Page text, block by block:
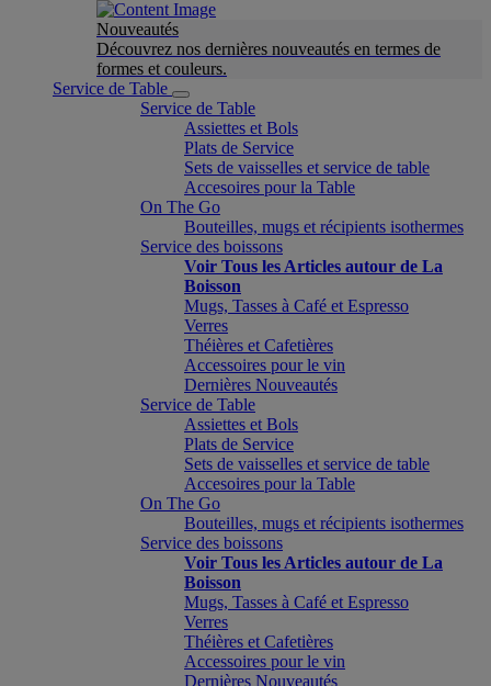
Nouveautés
Découvrez nos dernières nouveautés en termes de
formes et couleurs.
Service de Table
Service de Table
Assiettes et Bols
Plats de Service
Sets de vaisselles et service de table
Accesoires pour la Table
On The Go
Bouteilles, mugs et récipients isothermes
Service des boissons
Voir Tous les Articles autour de La
Boisson
Mugs, Tasses à Café et Espresso
Verres
Théières et Cafetières
Accessoires pour le vin
Dernières Nouveautés
Service de Table
Assiettes et Bols
Plats de Service
Sets de vaisselles et service de table
Accesoires pour la Table
On The Go
Bouteilles, mugs et récipients isothermes
Service des boissons
Voir Tous les Articles autour de La
Boisson
Mugs, Tasses à Café et Espresso
Verres
Théières et Cafetières
Accessoires pour le vin
Dernières Nouveautés